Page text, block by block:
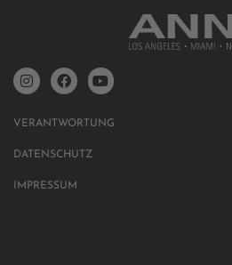
VERANTWORTUNG
DATENSCHUTZ
IMPRESSUM